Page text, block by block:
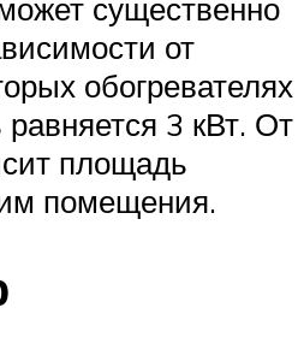
существенно
от
обогревателях
равняется 3 кВт. От
площадь
помещения.